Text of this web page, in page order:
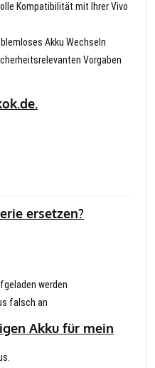
Kompatibilität mit Ihrer Vivo
Akku Wechseln
Vorgaben
ersetzen?
werden
falsch an
Akku für mein